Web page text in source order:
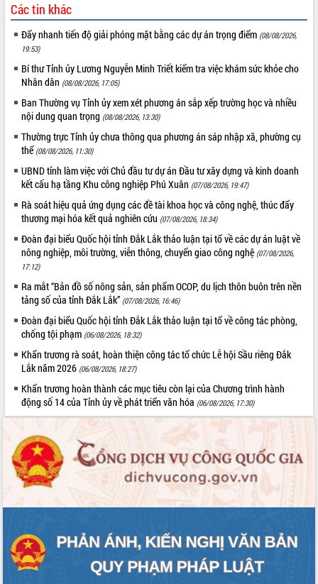
Thường trực HĐND tỉnh Đắk Lắk gặp
mặt Đoàn chuyên gia y tế TP. Hồ Chí
Minh
Lễ truy điệu và an táng hài cốt liệt sĩ
tại Nghĩa trang Liệt sĩ xã Sơn Hòa
Bàn giải pháp tháo gỡ khó khăn trong
xuất khẩu sầu riêng và triển khai quy
định EUDR
Thứ trưởng Bộ Nông nghiệp và Môi
trường Nguyễn Hoàng Hiệp khảo sát
vùng trồng và doanh nghiệp đóng gói
sầu riêng tại Đắk Lắk
món ăn từ sầu riêng
Đắk Lắk công bố Quy hoạch và xúc
tiến đầu tư tỉnh
Ngành cá ngừ Đắk Lắk chủ động thích
ứng để giữ vững thị trường xuất khẩu
Diễn đàn Kinh tế tư nhân Việt Nam đột
phá cơ chế - Hợp tác công tư
Đề án 06 tạo bước ngoặt đột phá trong
cải cách hành chính tỉnh Đắk Lắk
Kết nối tour, đẩy mạnh chuyển đổi số
để phát triển du lịch Đắk Lắk
Khởi động Dự án Đầu tư xây dựng hạ
tầng kỹ thuật Cụm công nghiệp Tân
Tiến
Gặp mặt các cơ quan báo chí nhân Kỷ
niệm 101 năm Ngày Báo chí Cách
mạng Việt Nam
Đắk Lắk sơ kết 4 năm triển khai thực
hiện Đề án 06 của Chính phủ
Họp báo thông tin về Hội nghị Công bố
Lắk
Khơi thông điểm nghẽn, đẩy nhanh
giải ngân vốn khắc phục thiên tai
THỐNG KÊ TRUY CẬP
Hôm nay: 680
Các tin khác
Đẩy nhanh tiến độ giải phóng mặt bằng các dự án trọng điểm (08/08/2026,
19:53)
Bí thư Tỉnh ủy Lương Nguyễn Minh Triết kiểm tra việc khám sức khỏe cho
Nhân dân (08/08/2026, 17:05)
Ban Thường vụ Tỉnh ủy xem xét phương án sắp xếp trường học và nhiều
nội dung quan trọng (08/08/2026, 13:30)
Thường trực Tỉnh ủy chưa thông qua phương án sáp nhập xã, phường cụ
thể (08/08/2026, 11:30)
UBND tỉnh làm việc với Chủ đầu tư dự án Đầu tư xây dựng và kinh doanh
kết cấu hạ tầng Khu công nghiệp Phú Xuân (07/08/2026, 19:47)
Rà soát hiệu quả ứng dụng các đề tài khoa học và công nghệ, thúc đẩy
thương mại hóa kết quả nghiên cứu (07/08/2026, 18:34)
Đoàn đại biểu Quốc hội tỉnh Đắk Lắk thảo luận tại tổ về các dự án luật về
nông nghiệp, môi trường, viễn thông, chuyển giao công nghệ (07/08/2026,
17:12)
Ra mắt “Bản đồ số nông sản, sản phẩm OCOP, du lịch thôn buôn trên nền
tảng số của tỉnh Đắk Lắk” (07/08/2026, 16:46)
Đoàn đại biểu Quốc hội tỉnh Đắk Lắk thảo luận tại tổ về công tác phòng,
chống tội phạm (06/08/2026, 18:32)
Khẩn trương rà soát, hoàn thiện công tác tổ chức Lễ hội Sầu riêng Đắk
Lắk năm 2026 (06/08/2026, 18:27)
Khẩn trương hoàn thành các mục tiêu còn lại của Chương trình hành
động số 14 của Tỉnh ủy về phát triển văn hóa (06/08/2026, 17:30)